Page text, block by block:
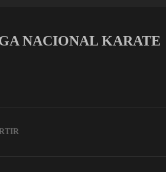
NACIONAL KARATE